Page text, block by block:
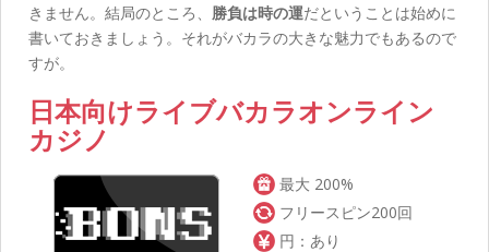
きません。結局のところ、 勝負は時の運だということは始めに
書いておきましょう。それがバカラの大きな魅力でもあるので
すが。
日本向けライブバカラオンライン
カジノ
最大 200%
フリースピン200回
円：あり